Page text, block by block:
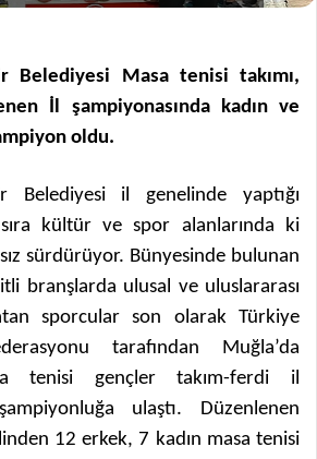
Belediyesi Masa tenisi takımı,
İl şampiyonasında kadın ve
oldu.
Belediyesi il genelinde yaptığı
sıra kültür ve spor alanlarında ki
sürdürüyor. Bünyesinde bulunan
branşlarda ulusal ve uluslararası
sporcular son olarak Türkiye
tarafından Muğla’da
tenisi gençler takım-ferdi il
ulaştı. Düzenlenen
12 erkek, 7 kadın masa tenisi